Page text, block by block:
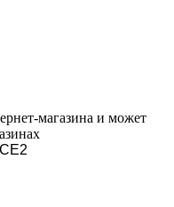
магазина и может